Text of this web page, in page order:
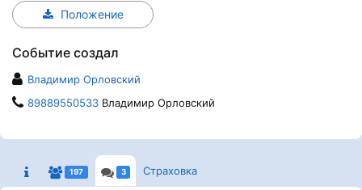
Положение
Событие создал
Владимир Орловский
89889550533 Владимир Орловский
197 3 Страховка